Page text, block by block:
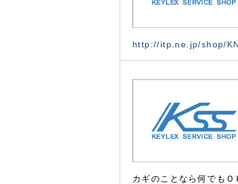
http://itp.ne.jp/shop/
カギのことなら何でもＯ